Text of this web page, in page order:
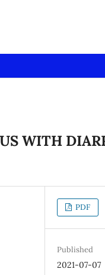
WITH
PDF
Published
2021-07-07